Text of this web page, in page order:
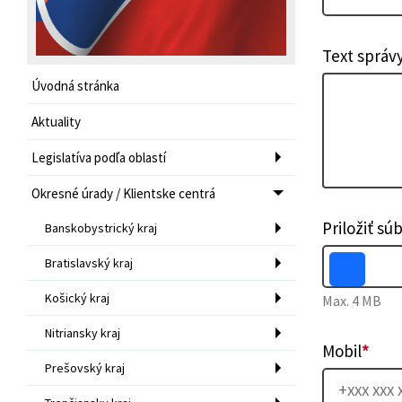
Úvodná stránka
Aktuality
Legislatíva podľa oblastí
Okresné úrady / Klientske centrá
Banskobystrický kraj
Bratislavský kraj
Košický kraj
Nitriansky kraj
Prešovský kraj
Text
Priložiť
Max. 4 MB
Mobil*